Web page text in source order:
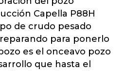
Capella P88H
de crudo pesado
para ponerlo
es el onceavo pozo
que hasta el